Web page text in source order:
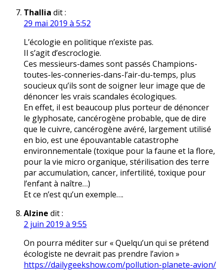
Thallia dit :
29 mai 2019 à 5:52
L’écologie en politique n’existe pas.
Il s’agit d’escroclogie.
Ces messieurs-dames sont passés Champions-
toutes-les-conneries-dans-l’air-du-temps, plus
soucieux qu’ils sont de soigner leur image que de
dénoncer les vrais scandales écologiques.
En effet, il est beaucoup plus porteur de dénoncer
le glyphosate, cancérogène probable, que de dire
que le cuivre, cancérogène avéré, largement utilisé
en bio, est une épouvantable catastrophe
environnementale (toxique pour la faune et la flore,
pour la vie micro organique, stérilisation des terre
par accumulation, cancer, infertilité, toxique pour
l’enfant à naître…)
Et ce n’est qu’un exemple….
Alzine dit :
2 juin 2019 à 9:55
On pourra méditer sur « Quelqu’un qui se prétend
écologiste ne devrait pas prendre l’avion »
https://dailygeekshow.com/pollution-planete-avion/